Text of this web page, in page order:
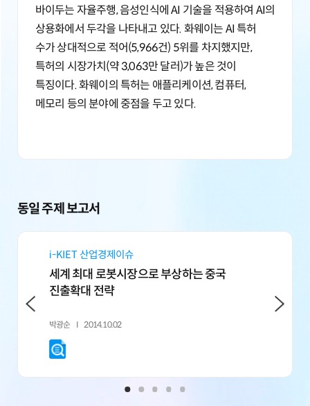
바이두는 자율주행, 음성인식에 AI 기술을 적용하여 AI의
상용화에서 두각을 나타내고 있다. 화웨이는 AI 특허
수가 상대적으로 적어(5,966건) 5위를 차지했지만,
특허의 시장가치(약 3,063만 달러)가 높은 것이
특징이다. 화웨이의 특허는 애플리케이션, 컴퓨터,
메모리 등의 분야에 중점을 두고 있다.
동일 주제 보고서
i-KIET 산업경제이슈
세계 최대 로봇시장으로 부상하는 중국
진출확대 전략
박광순 2014.10.02
이원교